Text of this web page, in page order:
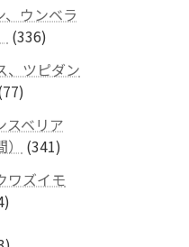
品
の
商
品
、ウンベラ
336336
の
品
、ツピダン
7777
の
商
品
スベリア
341341
の
ワズイモ
74